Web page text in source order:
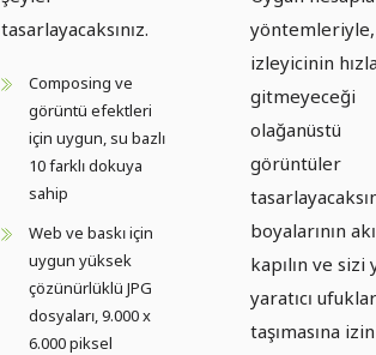
tasarlayacaksınız.
Composing ve
görüntü efektleri
için uygun, su bazlı
10 farklı dokuya
sahip
Web ve baskı için
uygun yüksek
çözünürlüklü JPG
dosyaları, 9.000 x
6.000 piksel
yöntemleriyle,
izleyicinin
gitmeyeceği
olağanüstü
görüntüler
boyalarının
kapılın ve sizi
yaratıcı
taşımasına